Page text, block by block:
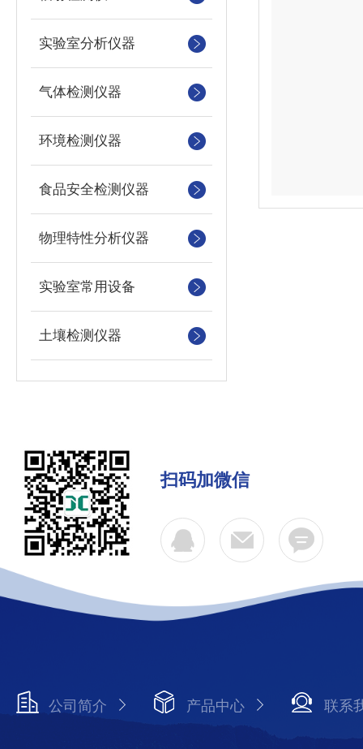
实验室分析仪器
气体检测仪器
环境检测仪器
食品安全检测仪器
物理特性分析仪器
实验室常用设备
土壤检测仪器
扫码加微信
公司简介 产品中心 联系